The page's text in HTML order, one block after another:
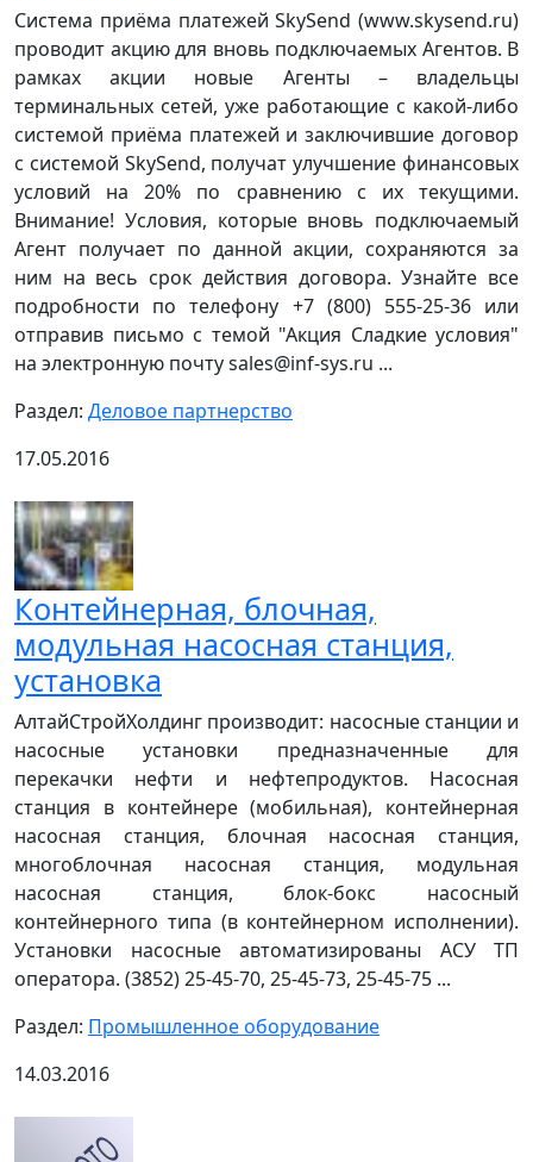
Система приёма платежей SkySend (www.skysend.ru)
проводит акцию для вновь подключаемых Агентов. В
рамках акции новые Агенты – владельцы
терминальных сетей, уже работающие с какой-либо
системой приёма платежей и заключившие договор
с системой SkySend, получат улучшение финансовых
условий на 20% по сравнению с их текущими.
Внимание! Условия, которые вновь подключаемый
Агент получает по данной акции, сохраняются за
ним на весь срок действия договора. Узнайте все
подробности по телефону +7 (800) 555-25-36 или
отправив письмо с темой "Акция Сладкие условия"
на электронную почту sales@inf-sys.ru ...
Раздел: Деловое партнерство
17.05.2016
Контейнерная, блочная,
модульная насосная станция,
установка
АлтайСтройХолдинг производит: насосные станции и
насосные установки предназначенные для
перекачки нефти и нефтепродуктов. Насосная
станция в контейнере (мобильная), контейнерная
насосная станция, блочная насосная станция,
многоблочная насосная станция, модульная
насосная станция, блок-бокс насосный
контейнерного типа (в контейнерном исполнении).
Установки насосные автоматизированы АСУ ТП
оператора. (3852) 25-45-70, 25-45-73, 25-45-75 ...
Раздел: Промышленное оборудование
14.03.2016